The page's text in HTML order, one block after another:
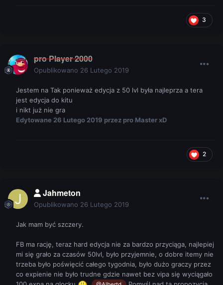
3
pro Player 2000
Opublikowano 26 Lutego 2019
Jestem na Tak ponieważ edycja z 50 lvl była najleprza a tera
jest edycja do kitu
i nikt już nie gra
Edytowane 26 Lutego 2019 przez pro Master xD
2
Jahmeton
Opublikowano 26 Lutego 2019
Jak mam być szczery.
FB ma rację, teraz hard edycja nie za bardzo przyciąga, najlepiej
mi się grało za czasów 50lvl, było przyjemnie, o dobre itemy nie
trzeba było poświęcić całego tygodnia, było dużo graczy przez
co expienie nie było trudne gdzie nawet bez vipa się wyciągało